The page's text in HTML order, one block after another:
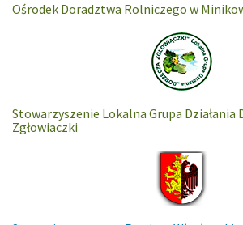
Ośrodek Doradztwa Rolniczego w
Stowarzyszenie Lokalna Grupa Działania
Zgłowiaczki